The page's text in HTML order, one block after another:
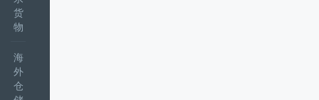
货
物
海
外
仓